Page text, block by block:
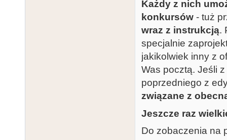
Każdy z nich
konkursów - tuż
wraz z instrukcją.
specjalnie
jakikolwiek inny z
Was pocztą. Jeśli
poprzedniego z
związane z
Jeszcze raz
Do zobaczenia na